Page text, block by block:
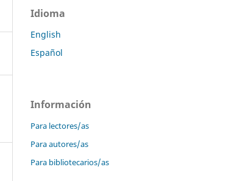
Idioma
English
Español
Información
Para lectores/as
Para autores/as
Para bibliotecarios/as